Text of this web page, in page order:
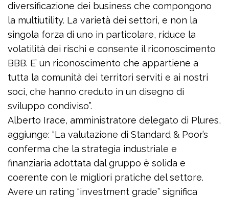
diversificazione dei business che compongono
la multiutility. La varietà dei settori, e non la
singola forza di uno in particolare, riduce la
volatilità dei rischi e consente il riconoscimento
BBB. E’ un riconoscimento che appartiene a
tutta la comunità dei territori serviti e ai nostri
soci, che hanno creduto in un disegno di
sviluppo condiviso”.
Alberto Irace, amministratore delegato di Plures,
aggiunge: “La valutazione di Standard & Poor’s
conferma che la strategia industriale e
finanziaria adottata dal gruppo è solida e
coerente con le migliori pratiche del settore.
Avere un rating “investment grade” significa